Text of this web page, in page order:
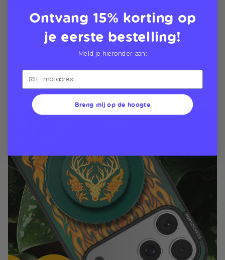
Sterk, MagSafe houdt uw Kindle veilig met een band
die moeilijk te verbreken is
Ontvang 15% korting op
je eerste bestelling!
Meld je hieronder aan:
Breng mij op de hoogte